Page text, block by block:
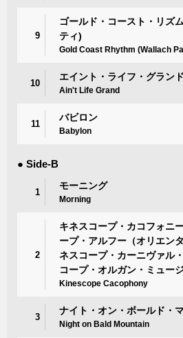
9
ゴールド・コースト・リズ
ティ)
Gold Coast Rhythm (Wallach
10
エイント・ライフ・グランド
Ain't Life Grand
11
バビロン
Babylon
● Side-B
1
モーニング
Morning
2
キネスコープ・カコフォニ
ープ・アルフー（オリエン
ネスコープ・カーニヴァル
コープ・オルガン・ミュージ
Kinescope Cacophony
3
ナイト・オン・ボールド・
Night on Bald Mountain